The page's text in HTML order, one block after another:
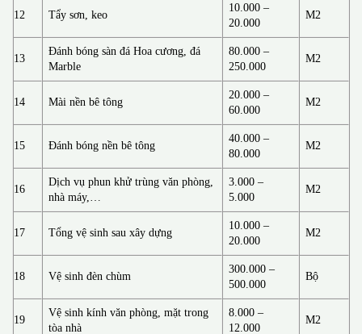
12 Tẩy sơn, keo
10.000 –
20.000
M2
13
Đánh bóng sàn đá Hoa cương, đá
Marble
80.000 –
250.000
M2
14 Mài nền bê tông
20.000 –
60.000
M2
15 Đánh bóng nền bê tông
40.000 –
80.000
M2
16
Dịch vụ phun khử trùng văn phòng,
nhà máy,…
3.000 –
5.000
M2
17 Tổng vệ sinh sau xây dựng
10.000 –
20.000
M2
18 Vệ sinh đèn chùm
300.000 –
500.000
Bộ
19
Vệ sinh kính văn phòng, mặt trong
tòa nhà
8.000 –
12.000
M2